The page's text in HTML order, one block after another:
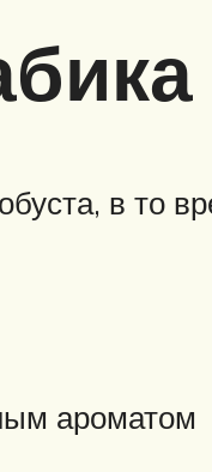
в то
ароматом